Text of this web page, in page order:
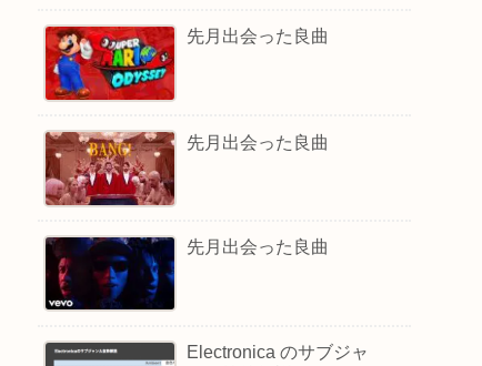
先月出会った良曲
先月出会った良曲
先月出会った良曲
Electronica のサブジャ